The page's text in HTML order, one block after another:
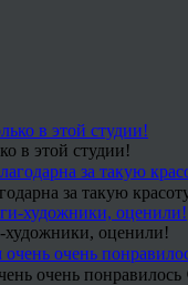
в этой студии!
за такую
художники, оценили!
очень